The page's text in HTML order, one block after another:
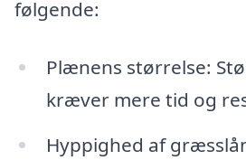
følgende:
Plænens størrelse:
kræver mere tid og
Hyppighed af